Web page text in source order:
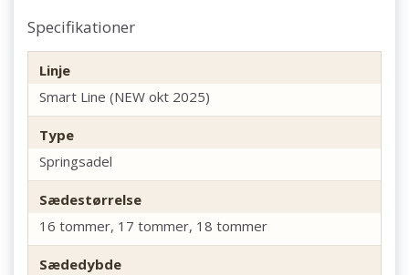
Specifikationer
Linje
Smart Line (NEW okt 2025)
Type
Springsadel
Sædestørrelse
16 tommer, 17 tommer, 18 tommer
Sædedybde